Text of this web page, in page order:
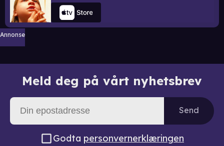
Annonse
Meld deg på vårt nyhetsbrev
Send
Godta personvernerklæringen